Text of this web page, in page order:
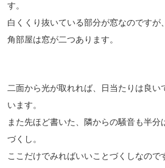
す。
白くくり抜いている部分が窓なのですが
角部屋は窓が二つあります。
二面から光が取れれば、日当たりは良い
います。
また先ほど書いた、隣からの騒音も半分
づくし。
ここだけでみればいいことづくしなので